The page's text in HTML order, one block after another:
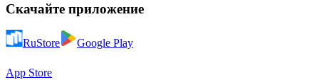
Скачайте приложение
RuStore Google Play
App Store